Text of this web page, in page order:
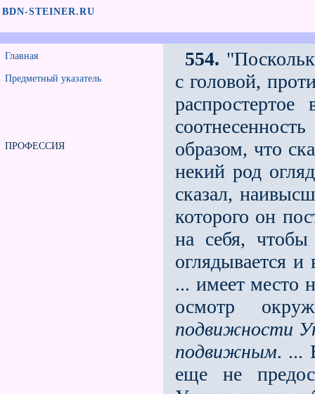
BDN-STEINER.RU
Главная
Предметный указатель
ПРОФЕССИЯ
554.
с головой,
образом, что
некий род
сказал,
которого он
на себя,
оглядывается
... имеет место
осмотр
подвижности
подвижным. ...
еще не